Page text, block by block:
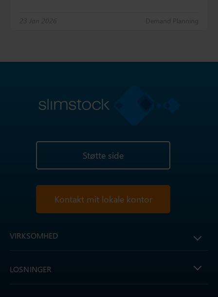
23 Jan 2026 Demand Planning
Støtte side
Kontakt mit lokale kontor
VIRKSOMHED
LOSNINGER